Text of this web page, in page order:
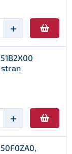
+
stran
+